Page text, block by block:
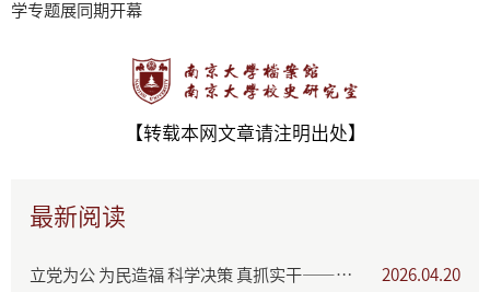
学专题展同期开幕
【转载本网文章请注明出处】
最新阅读
立党为公 为民造福 科学决策 真抓实干——树立和践行正确政绩观学习教育专题展 2026.04.20